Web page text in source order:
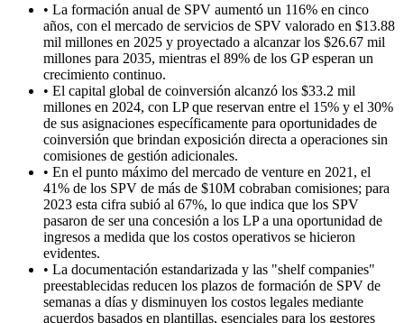
• La formación anual de SPV aumentó un 116% en cinco
años, con el mercado de servicios de SPV valorado en $13.88
mil millones en 2025 y proyectado a alcanzar los $26.67 mil
millones para 2035, mientras el 89% de los GP esperan un
crecimiento continuo.
• El capital global de coinversión alcanzó los $33.2 mil
millones en 2024, con LP que reservan entre el 15% y el 30%
de sus asignaciones específicamente para oportunidades de
coinversión que brindan exposición directa a operaciones sin
comisiones de gestión adicionales.
• En el punto máximo del mercado de venture en 2021, el
41% de los SPV de más de $10M cobraban comisiones; para
2023 esta cifra subió al 67%, lo que indica que los SPV
pasaron de ser una concesión a los LP a una oportunidad de
ingresos a medida que los costos operativos se hicieron
evidentes.
• La documentación estandarizada y las "shelf companies"
preestablecidas reducen los plazos de formación de SPV de
semanas a días y disminuyen los costos legales mediante
acuerdos basados en plantillas, esenciales para los gestores